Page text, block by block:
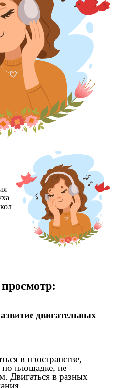
двигательных
в пространстве,
по площадке, не
Двигаться в разных